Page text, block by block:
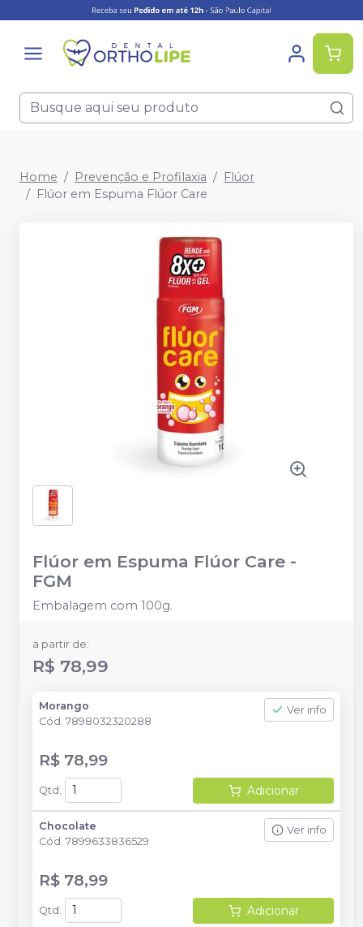
Home Prevenção e Profilaxia
Flúor
Flúor em Espuma Flúor Care
Flúor em Espuma Flúor Care -
FGM
Embalagem com 100g.
a partir de:
R$ 78,99
Morango
Cód. 7898032320288
Ver info
R$ 78,99
Qtd : Adicionar
Chocolate
Cód. 7899633836529
Ver info
R$ 78,99
Qtd : Adicionar